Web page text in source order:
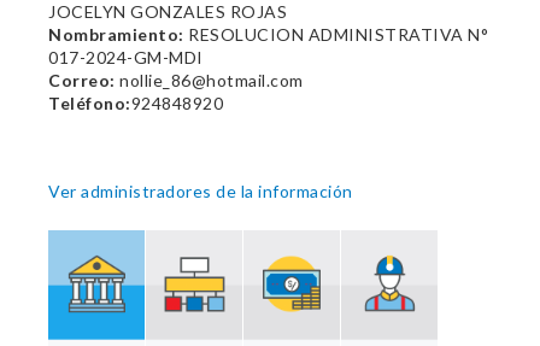
JOCELYN GONZALES ROJAS
Nombramiento: RESOLUCION ADMINISTRATIVA N°
017-2024-GM-MDI
Correo: nollie_86@hotmail.com
Teléfono:924848920
Ver administradores de la información